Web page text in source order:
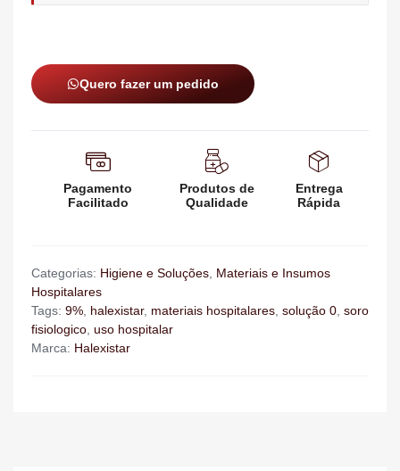
Quero fazer um pedido
Pagamento
Facilitado
Produtos de
Qualidade
Entrega
Rápida
Categorias: Higiene e Soluções, Materiais e Insumos
Hospitalares
Tags: 9%, halexistar, materiais hospitalares, solução 0, soro
fisiologico, uso hospitalar
Marca: Halexistar